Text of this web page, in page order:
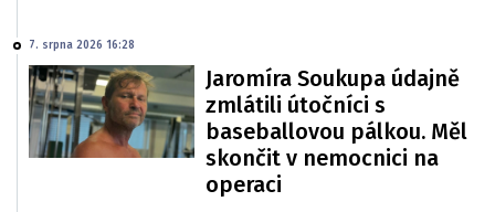
7. srpna 2026 16:28
Jaromíra Soukupa údajně
zmlátili útočníci s
baseballovou pálkou. Měl
skončit v nemocnici na
operaci